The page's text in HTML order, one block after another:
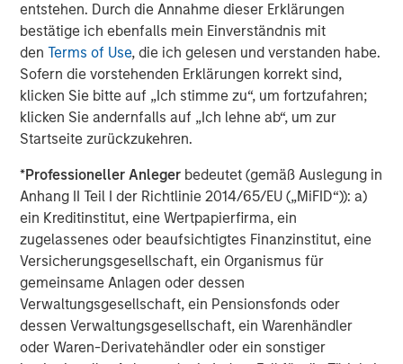
entstehen. Durch die Annahme dieser Erklärungen
bestätige ich ebenfalls mein Einverständnis mit
denTerms of Use, die ich gelesen und verstanden habe.
Sofern die vorstehenden Erklärungen korrekt sind,
klicken Sie bitte auf „Ich stimme zu“, um fortzufahren;
klicken Sie andernfalls auf „Ich lehne ab“, um zur
Startseite zurückzukehren.
*Professioneller Anleger bedeutet (gemäß Auslegung in
Anhang II Teil I der Richtlinie 2014/65/EU („MiFID“)): a)
ein Kreditinstitut, eine Wertpapierfirma, ein
zugelassenes oder beaufsichtigtes Finanzinstitut, eine
Versicherungsgesellschaft, ein Organismus für
gemeinsame Anlagen oder dessen
Verwaltungsgesellschaft, ein Pensionsfonds oder
dessen Verwaltungsgesellschaft, ein Warenhändler
oder Waren-Derivatehändler oder ein sonstiger
Matas Vala, CFA
Executive Director
Vorgestellte Einblicke